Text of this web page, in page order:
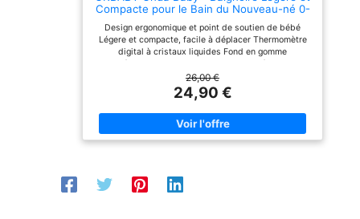
XXL: Grande baignoire
3 ans. Cadeau de
naissance bébé idéal.
Compacte pour le Bain du Nouveau-né 0-
Design ergonomique et point de soutien de bébé
Légere et compacte, facile à déplacer Thermomètre
digital à cristaux liquides Fond en gomme
une entreprise 100% made en Italie spécialisée dans
la fabrication de produits pour bébés: garantie,
innovation, qualité et normes
26,00 €
24,90 €